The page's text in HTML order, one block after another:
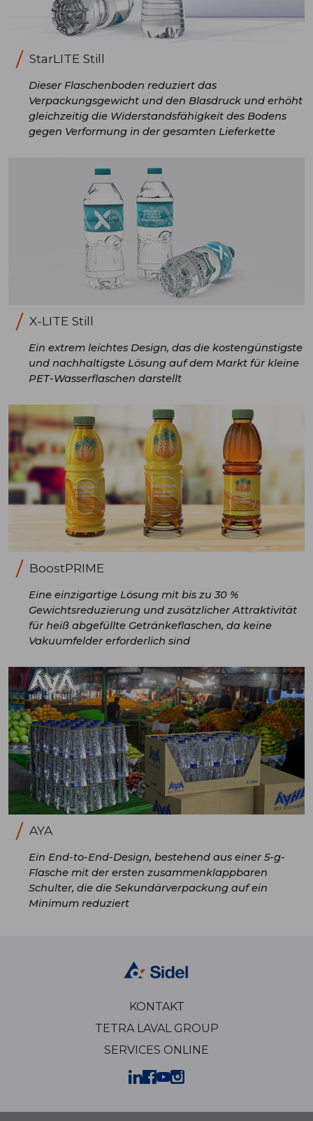
StarLITE Still
Dieser Flaschenboden reduziert das
Verpackungsgewicht und den Blasdruck und erhöht
gleichzeitig die Widerstandsfähigkeit des Bodens
gegen Verformung in der gesamten Lieferkette
X-LITE Still
Ein extrem leichtes Design, das die kostengünstigste
und nachhaltigste Lösung auf dem Markt für kleine
PET-Wasserflaschen darstellt
BoostPRIME
Eine einzigartige Lösung mit bis zu 30 %
Gewichtsreduzierung und zusätzlicher Attraktivität
für heiß abgefüllte Getränkeflaschen, da keine
Vakuumfelder erforderlich sind
AYA
Ein End-to-End-Design, bestehend aus einer 5-g-
Flasche mit der ersten zusammenklappbaren
Schulter, die die Sekundärverpackung auf ein
Minimum reduziert
KONTAKT
TETRA LAVAL GROUP
SERVICES ONLINE